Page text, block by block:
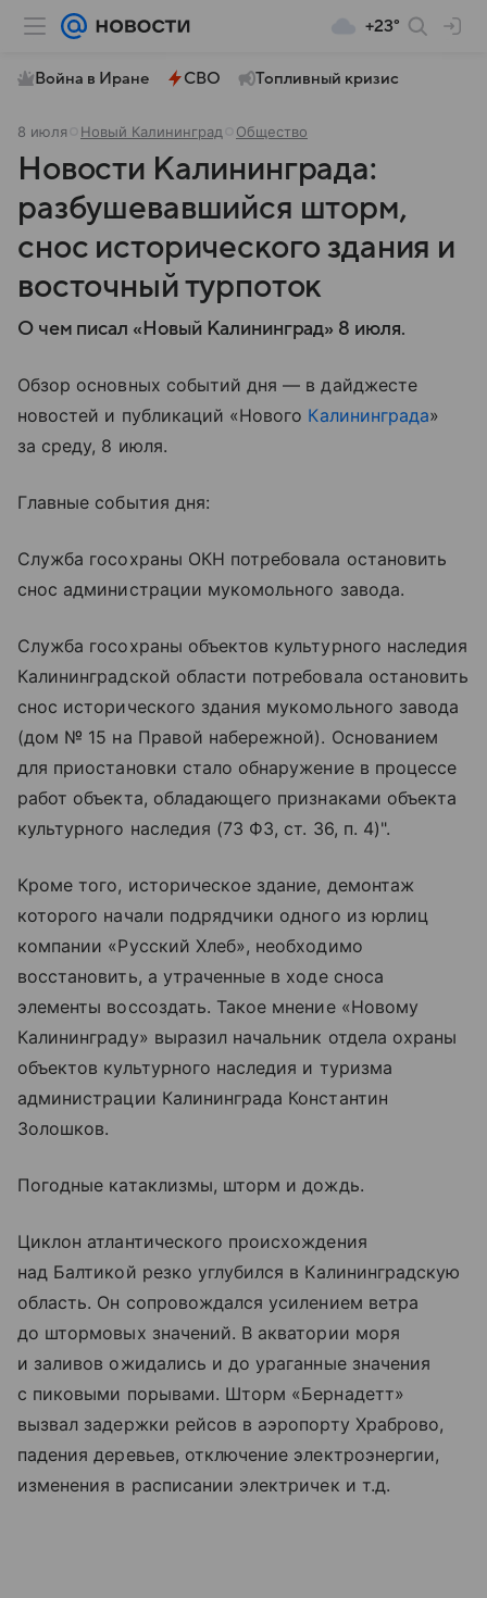
+23°
Война в Иране СВО Топливный кризис
8 июля Новый Калининград Общество
Новости Калининграда:
разбушевавшийся шторм,
снос исторического здания и
восточный турпоток
О чем писал «Новый Калининград» 8 июля.
Обзор основных событий дня — в дайджесте
новостей и публикаций «Нового Калининграда»
за среду, 8 июля.
Главные события дня:
Служба госохраны ОКН потребовала остановить
снос администрации мукомольного завода.
Служба госохраны объектов культурного наследия
Калининградской области потребовала остановить
снос исторического здания мукомольного завода
(дом № 15 на Правой набережной). Основанием
для приостановки стало обнаружение в процессе
работ объекта, обладающего признаками объекта
культурного наследия (73 ФЗ, ст. 36, п. 4)".
Кроме того, историческое здание, демонтаж
которого начали подрядчики одного из юрлиц
компании «Русский Хлеб», необходимо
восстановить, а утраченные в ходе сноса
элементы воссоздать. Такое мнение «Новому
Калининграду» выразил начальник отдела охраны
объектов культурного наследия и туризма
администрации Калининграда Константин
Золошков.
Погодные катаклизмы, шторм и дождь.
Циклон атлантического происхождения
над Балтикой резко углубился в Калининградскую
область. Он сопровождался усилением ветра
до штормовых значений. В акватории моря
и заливов ожидались и до ураганные значения
с пиковыми порывами. Шторм «Бернадетт»
вызвал задержки рейсов в аэропорту Храброво,
падения деревьев, отключение электроэнергии,
изменения в расписании электричек и т.д.